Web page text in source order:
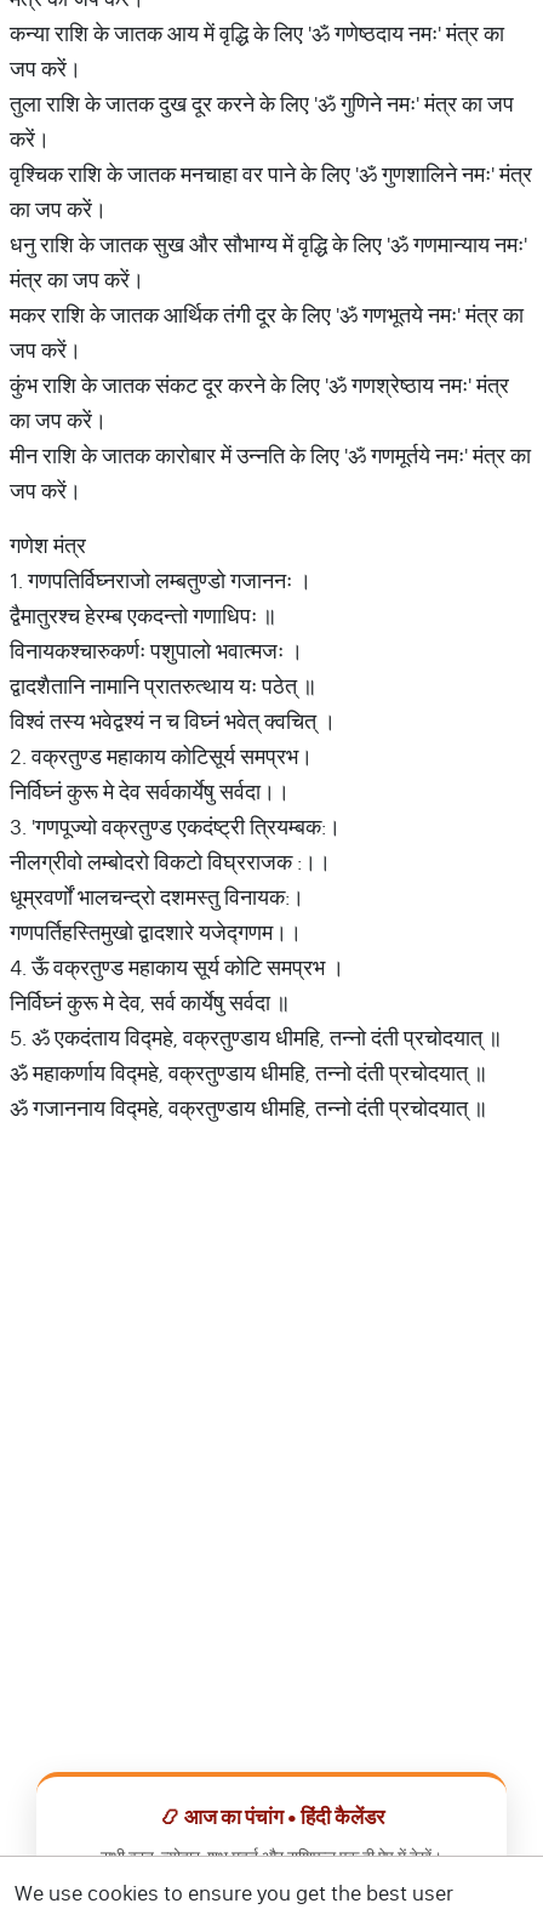
कन्या राशि के जातक आय में वृद्धि के लिए 'ॐ गणेष्ठदाय नमः' मंत्र का
जप करें।
तुला राशि के जातक दुख दूर करने के लिए 'ॐ गुणिने नमः' मंत्र का जप
करें।
वृश्चिक राशि के जातक मनचाहा वर पाने के लिए 'ॐ गुणशालिने नमः' मंत्र
का जप करें।
धनु राशि के जातक सुख और सौभाग्य में वृद्धि के लिए 'ॐ गणमान्याय नमः'
मंत्र का जप करें।
मकर राशि के जातक आर्थिक तंगी दूर के लिए 'ॐ गणभूतये नमः' मंत्र का
जप करें।
कुंभ राशि के जातक संकट दूर करने के लिए 'ॐ गणश्रेष्ठाय नमः' मंत्र
का जप करें।
मीन राशि के जातक कारोबार में उन्नति के लिए 'ॐ गणमूर्तये नमः' मंत्र का
जप करें।
गणेश मंत्र
1. गणपतिर्विघ्नराजो लम्बतुण्डो गजाननः ।
द्वैमातुरश्च हेरम्ब एकदन्तो गणाधिपः ॥
विनायकश्चारुकर्णः पशुपालो भवात्मजः ।
द्वादशैतानि नामानि प्रातरुत्थाय यः पठेत्‌ ॥
विश्वं तस्य भवेद्वश्यं न च विघ्नं भवेत्‌ क्वचित्‌ ।
2. वक्रतुण्ड महाकाय कोटिसूर्य समप्रभ।
निर्विघ्नं कुरू मे देव सर्वकार्येषु सर्वदा।।
3. 'गणपूज्यो वक्रतुण्ड एकदंष्ट्री त्रियम्बक:।
नीलग्रीवो लम्बोदरो विकटो विघ्रराजक :।।
धूम्रवर्णों भालचन्द्रो दशमस्तु विनायक:।
गणपर्तिहस्तिमुखो द्वादशारे यजेद्गणम।।
4. ऊँ वक्रतुण्ड महाकाय सूर्य कोटि समप्रभ ।
निर्विघ्नं कुरू मे देव, सर्व कार्येषु सर्वदा ॥
5. ॐ एकदंताय विद्महे, वक्रतुण्डाय धीमहि, तन्नो दंती प्रचोदयात् ॥
ॐ महाकर्णाय विद्महे, वक्रतुण्डाय धीमहि, तन्नो दंती प्रचोदयात् ॥
ॐ गजाननाय विद्महे, वक्रतुण्डाय धीमहि, तन्नो दंती प्रचोदयात् ॥
📿 आज का पंचांग • हिंदी कैलेंडर
सभी व्रत, त्योहार, शुभ मुहूर्त और राशिफल एक ही ऐप में देखें।
We use cookies to ensure you get the best user